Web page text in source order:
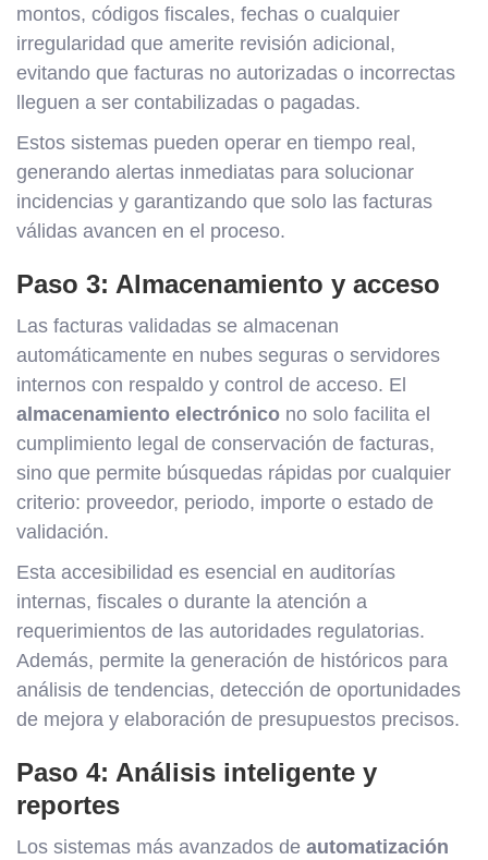
montos, códigos fiscales, fechas o cualquier
irregularidad que amerite revisión adicional,
evitando que facturas no autorizadas o incorrectas
lleguen a ser contabilizadas o pagadas.
Estos sistemas pueden operar en tiempo real,
generando alertas inmediatas para solucionar
incidencias y garantizando que solo las facturas
válidas avancen en el proceso.
Paso 3: Almacenamiento y acceso
Las facturas validadas se almacenan
automáticamente en nubes seguras o servidores
internos con respaldo y control de acceso. El
almacenamiento electrónico no solo facilita el
cumplimiento legal de conservación de facturas,
sino que permite búsquedas rápidas por cualquier
criterio: proveedor, periodo, importe o estado de
validación.
Esta accesibilidad es esencial en auditorías
internas, fiscales o durante la atención a
requerimientos de las autoridades regulatorias.
Además, permite la generación de históricos para
análisis de tendencias, detección de oportunidades
de mejora y elaboración de presupuestos precisos.
Paso 4: Análisis inteligente y
reportes
Los sistemas más avanzados de automatización